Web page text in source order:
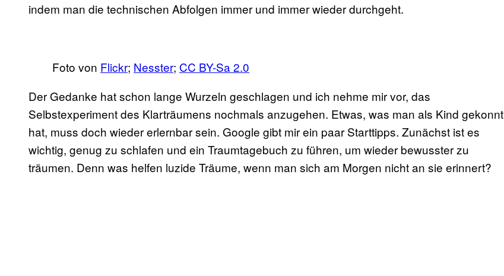
indem man die technischen Abfolgen immer und immer wieder durchgeht.
Foto von Flickr; Nesster; CC BY-Sa 2.0
Der Gedanke hat schon lange Wurzeln geschlagen und ich nehme mir vor, das
Selbstexperiment des Klarträumens nochmals anzugehen. Etwas, was man als Kind gekonnt
hat, muss doch wieder erlernbar sein. Google gibt mir ein paar Starttipps. Zunächst ist es
wichtig, genug zu schlafen und ein Traumtagebuch zu führen, um wieder bewusster zu
träumen. Denn was helfen luzide Träume, wenn man sich am Morgen nicht an sie erinnert?